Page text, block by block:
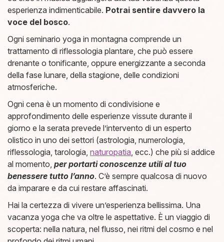
esperienza indimenticabile. Potrai sentire davvero la
voce del bosco.
Ogni seminario yoga in montagna comprende un
trattamento di riflessologia plantare, che può essere
drenante o tonificante, oppure energizzante a seconda
della fase lunare, della stagione, delle condizioni
atmosferiche.
Ogni cena è un momento di condivisione e
approfondimento delle esperienze vissute durante il
giorno e la serata prevede l’intervento di un esperto
olistico in uno dei settori (astrologia, numerologia,
riflessologia, tarologia, naturopatia , ecc.) che più si addice
al momento, per portarti conoscenze utili al tuo
benessere tutto l’anno. C’è sempre qualcosa di nuovo
da imparare e da cui restare affascinati.
Hai la certezza di vivere un’esperienza bellissima. Una
vacanza yoga che va oltre le aspettative. È un viaggio di
scoperta: nella natura, nel flusso, nei ritmi del cosmo e nel